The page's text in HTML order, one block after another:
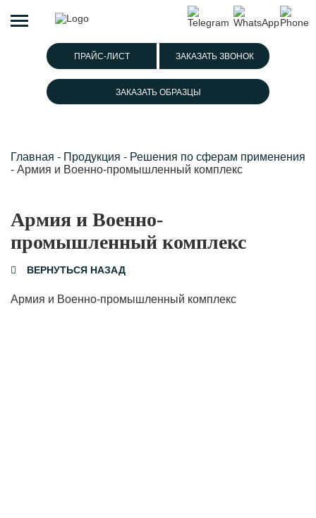
ПРАЙС-ЛИСТ ЗАКАЗАТЬ ЗВОНОК
ЗАКАЗАТЬ ОБРАЗЦЫ
Главная - Продукция - Решения по сферам применения
- Армия и Военно-промышленный комплекс
Армия и Военно-
промышленный комплекс
ВЕРНУТЬСЯ НАЗАД
Армия и Военно-промышленный комплекс